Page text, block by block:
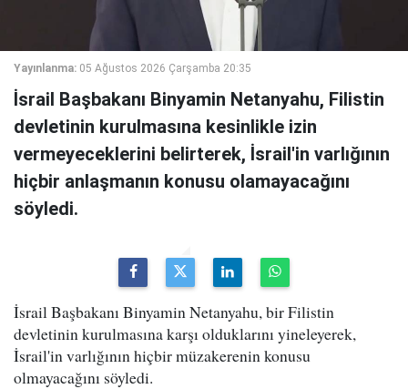
Yayınlanma: 05 Ağustos 2026 Çarşamba 20:35
İsrail Başbakanı Binyamin Netanyahu, Filistin
devletinin kurulmasına kesinlikle izin
vermeyeceklerini belirterek, İsrail'in varlığının
hiçbir anlaşmanın konusu olamayacağını
söyledi.
İsrail Başbakanı Binyamin Netanyahu, bir Filistin
devletinin kurulmasına karşı olduklarını yineleyerek,
İsrail'in varlığının hiçbir müzakerenin konusu
olmayacağını söyledi.